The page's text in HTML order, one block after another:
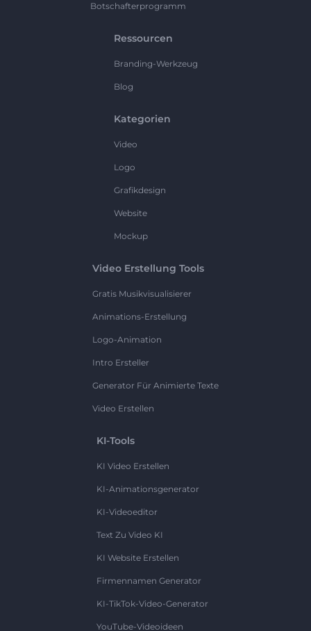
Botschafterprogramm
Ressourcen
Branding-Werkzeug
Blog
Kategorien
Video
Logo
Grafikdesign
Website
Mockup
Video Erstellung Tools
Gratis Musikvisualisierer
Animations-Erstellung
Logo-Animation
Intro Ersteller
Generator Für Animierte Texte
Video Erstellen
KI-Tools
KI Video Erstellen
KI-Animationsgenerator
KI-Videoeditor
Text Zu Video KI
KI Website Erstellen
Firmennamen Generator
KI-TikTok-Video-Generator
YouTube-Videoideen